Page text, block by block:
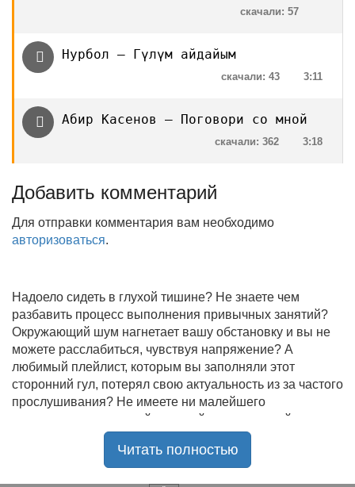
скачали: 57
Нурбол — Гүлүм айдайым
3:11
скачали: 43
Абир Касенов — Поговори со мной
3:18
скачали: 362
Добавить комментарий
Для отправки комментария вам необходимо
авторизоваться.
Надоело сидеть в глухой тишине? Не знаете чем
разбавить процесс выполнения привычных занятий?
Окружающий шум нагнетает вашу обстановку и вы не
можете расслабиться, чувствуя напряжение? А
любимый плейлист, которым вы заполняли этот
сторонний гул, потерял свою актуальность из за частого
прослушивания? Не имеете ни малейшего
представления, где найти новый качественный контент
на замену старому? В таком случае вы обратились по
Читать полностью